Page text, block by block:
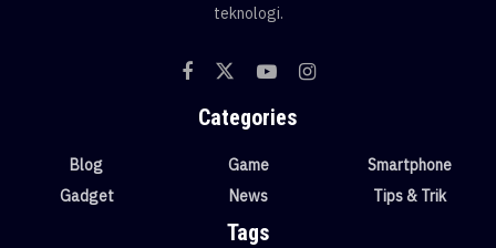
teknologi.
Categories
Blog
Gadget
Game
News
Smartphone
Tips & Trik
Tags